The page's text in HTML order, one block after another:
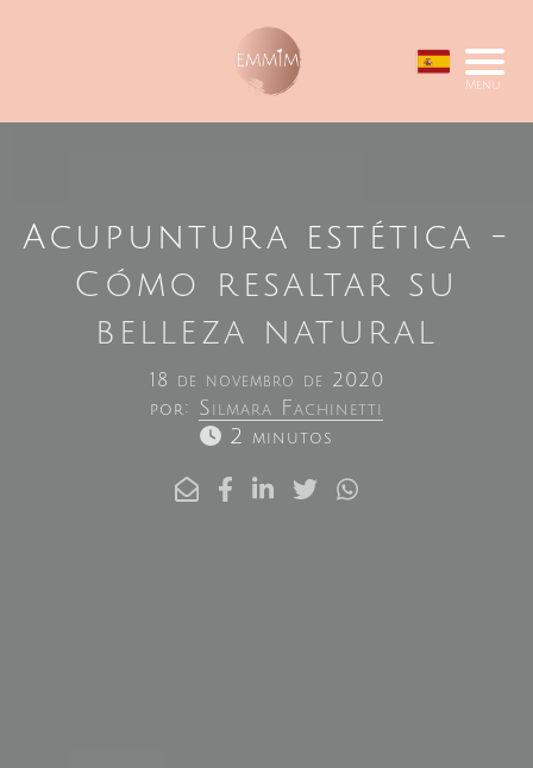
Menu
Acupuntura estética -
Cómo resaltar su
belleza natural
18 de novembro de 2020
por: Silmara Fachinetti
2 minutos